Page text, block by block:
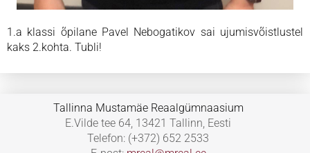
1.a klassi õpilane Pavel Nebogatikov sai ujumisvõistlustel
kaks 2.kohta. Tubli!
Tallinna Mustamäe Reaalgümnaasium
E.Vilde tee 64, 13421 Tallinn, Eesti
Telefon: (+372) 652 2533